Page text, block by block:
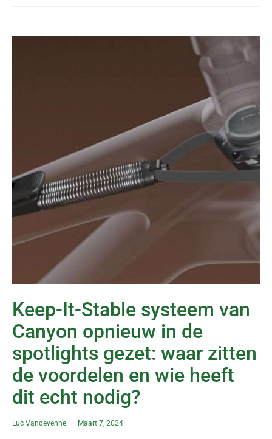
Keep-It-Stable systeem van
Canyon opnieuw in de
spotlights gezet: waar zitten
de voordelen en wie heeft
dit echt nodig?
Luc Vandevenne Maart 7, 2024